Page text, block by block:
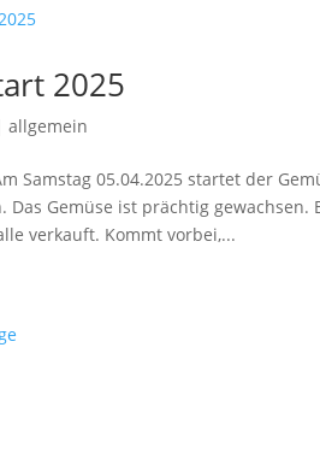
2025
allgemein
Samstag 05.04.2025 startet der
Das Gemüse ist prächtig
verkauft. Kommt vorbei,...